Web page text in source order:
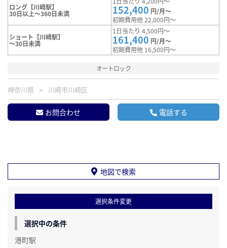
ロング【川崎駅】
30日以上～360日未満 152,400 円/月～
初期費用他 22,000円～
ショート【川崎駅】
～30日未満
1日当たり 4,500円～
161,400 円/月～
初期費用他 16,500円～
オートロック
神奈川県 川崎市川崎区
お問合わせ 電話する
地図で検索
選択条件変更
選択中の条件
港町駅